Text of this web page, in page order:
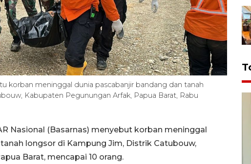
korban meninggal dunia pascabanjir bandang dan tanah
Kabupaten Pegunungan Arfak, Papua Barat, Rabu
Nasional (Basarnas) menyebut korban meninggal
longsor di Kampung Jim, Distrik Catubouw,
Barat, mencapai 10 orang.